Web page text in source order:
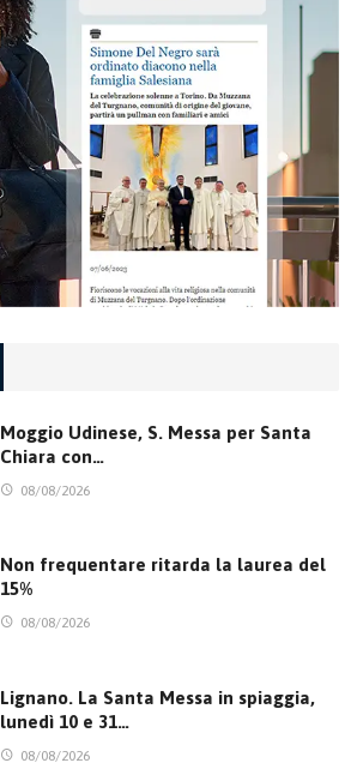
Moggio Udinese, S. Messa per Santa
Chiara con…
08/08/2026
Non frequentare ritarda la laurea del
15%
08/08/2026
Lignano. La Santa Messa in spiaggia,
lunedì 10 e 31…
08/08/2026